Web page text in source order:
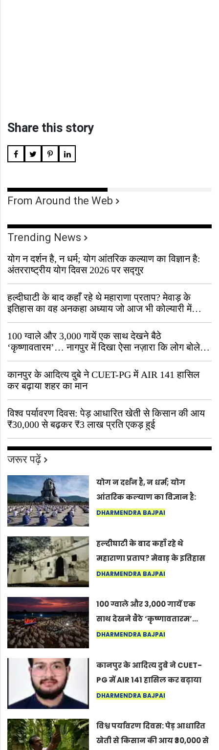
Share this story
From Around the Web
Trending News
योग न दर्शन है, न धर्म; योग आंतरिक कल्याण का विज्ञान है:
अंतरराष्ट्रीय योग दिवस 2026 पर सद्गुर
हल्दीघाटी के बाद कहाँ रहे थे महाराणा प्रताप? मेवाड़ के
इतिहास का वह अनकहा अध्याय जो आज भी कोल्यारी में
जीवित है
100 ग्वाले और 3,000 गायें एक साथ देखने बैठे
‘कृष्णावतारम’… नागपुर में दिखा ऐसा नज़ारा कि लोग बोले,
“ऐसा तो सिर्फ़ कृष्ण ही कर सकते हैं”
कानपुर के आदित्य दुबे ने CUET-PG में AIR 141 हासिल
कर बढ़ाया शहर का मान
विश्व पर्यावरण दिवस: पेड़ आधारित खेती से किसान की आय
₹30,000 से बढ़कर ₹3 लाख प्रति एकड़ हुई
जरूर पढ़ें
योग न दर्शन है, न धर्म; योग
आंतरिक कल्याण का विज्ञान है:
अंतरराष्ट्रीय योग दिवस 2026 पर
DHARMENDRA BAJPAI
हल्दीघाटी के बाद कहाँ रहे थे
महाराणा प्रताप? मेवाड़ के इतिहास
का वह अनकहा अध्याय जो आज भी
DHARMENDRA BAJPAI
100 ग्वाले और 3,000 गायें एक
साथ देखने बैठे ‘कृष्णावतारम’…
नागपुर में दिखा ऐसा नज़ारा कि
कर सकते हैं”
DHARMENDRA BAJPAI
कानपुर के आदित्य दुबे ने CUET-
PG में AIR 141 हासिल कर बढ़ाया
शहर का मान
DHARMENDRA BAJPAI
विश्व पर्यावरण दिवस: पेड़ आधारित
खेती से किसान की आय ₹30,000 से